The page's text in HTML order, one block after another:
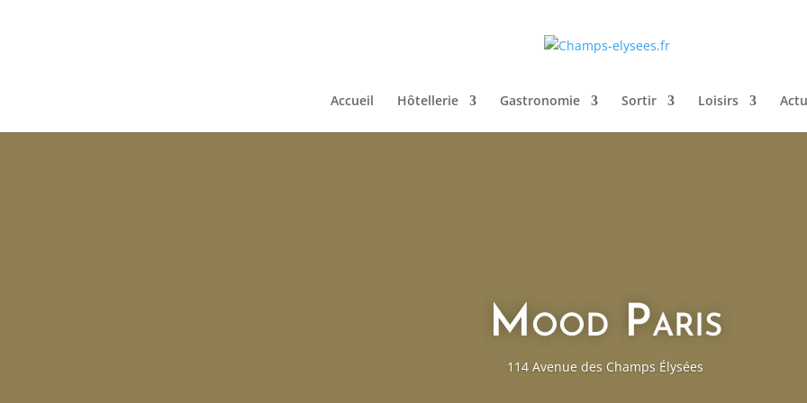
Accueil Hôtellerie Gastronomie Sortir Loisirs
Mood Paris
114 Avenue des Champs Élysées